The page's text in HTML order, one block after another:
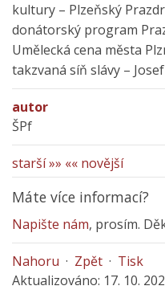
kultury – Plzeňský
donátorský program
Umělecká cena města
takzvaná síň slávy –
autor
ŠPf
starší »» «« novější
Máte více informací?
Napište nám, prosím.
Nahoru · Zpět · Tisk
Aktualizováno: 17. 10.